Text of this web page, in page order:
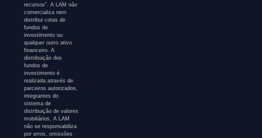
recursos”. A LAM não
comercializa nem
distribui cotas de
fundos de
investimento ou
qualquer outro ativo
financeiro. A
distribuição dos
fundos de
investimento é
realizada através de
parceiros autorizados,
integrantes do
sistema de
distribuição de valores
mobiliários. A LAM
não se responsabiliza
por erros, omissões